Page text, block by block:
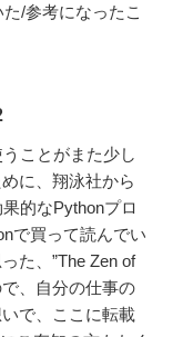
/参考になったこ
ことがまた少し
に、翔泳社から
的なPythonプロ
で買って読んでい
た、”The Zen of
、自分の仕事の
で、ここに転載